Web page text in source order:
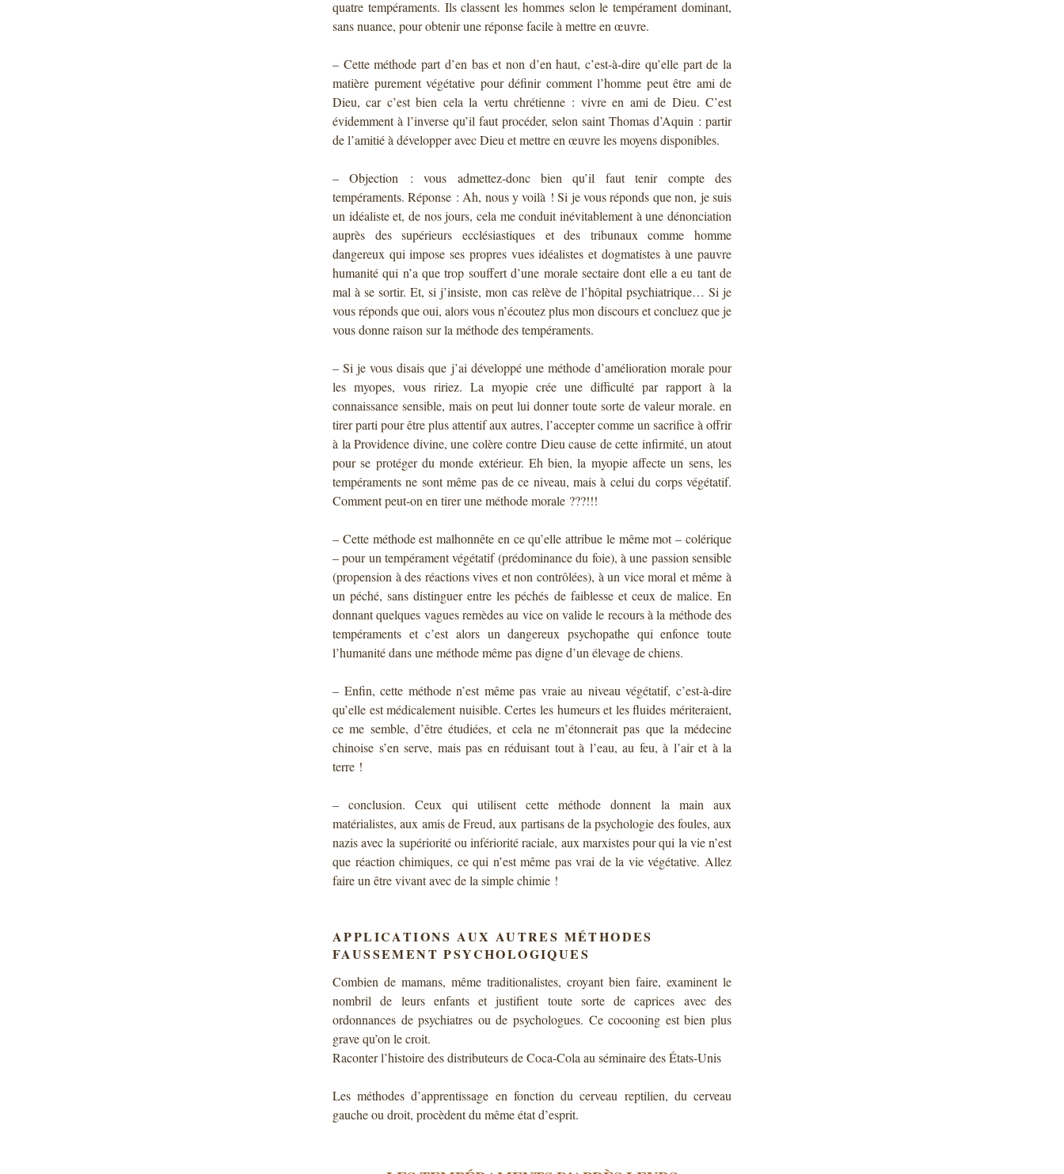
quatre tempéraments. Ils classent les hommes selon le tempérament dominant,
sans nuance, pour obtenir une réponse facile à mettre en œuvre.
– Cette méthode part d’en bas et non d’en haut, c’est-à-dire qu’elle part de la
matière purement végétative pour définir comment l’homme peut être ami de
Dieu, car c’est bien cela la vertu chrétienne : vivre en ami de Dieu. C’est
évidemment à l’inverse qu’il faut procéder, selon saint Thomas d’Aquin : partir
de l’amitié à développer avec Dieu et mettre en œuvre les moyens disponibles.
– Objection : vous admettez-donc bien qu’il faut tenir compte des
tempéraments. Réponse : Ah, nous y voilà ! Si je vous réponds que non, je suis
un idéaliste et, de nos jours, cela me conduit inévitablement à une dénonciation
auprès des supérieurs ecclésiastiques et des tribunaux comme homme
dangereux qui impose ses propres vues idéalistes et dogmatistes à une pauvre
humanité qui n’a que trop souffert d’une morale sectaire dont elle a eu tant de
mal à se sortir. Et, si j’insiste, mon cas relève de l’hôpital psychiatrique… Si je
vous réponds que oui, alors vous n’écoutez plus mon discours et concluez que je
vous donne raison sur la méthode des tempéraments.
– Si je vous disais que j’ai développé une méthode d’amélioration morale pour
les myopes, vous ririez. La myopie crée une difficulté par rapport à la
connaissance sensible, mais on peut lui donner toute sorte de valeur morale. en
tirer parti pour être plus attentif aux autres, l’accepter comme un sacrifice à offrir
à la Providence divine, une colère contre Dieu cause de cette infirmité, un atout
pour se protéger du monde extérieur. Eh bien, la myopie affecte un sens, les
tempéraments ne sont même pas de ce niveau, mais à celui du corps végétatif.
Comment peut-on en tirer une méthode morale ???!!!
– Cette méthode est malhonnête en ce qu’elle attribue le même mot – colérique
– pour un tempérament végétatif (prédominance du foie), à une passion sensible
(propension à des réactions vives et non contrôlées), à un vice moral et même à
un péché, sans distinguer entre les péchés de faiblesse et ceux de malice. En
donnant quelques vagues remèdes au vice on valide le recours à la méthode des
tempéraments et c’est alors un dangereux psychopathe qui enfonce toute
l’humanité dans une méthode même pas digne d’un élevage de chiens.
– Enfin, cette méthode n’est même pas vraie au niveau végétatif, c’est-à-dire
qu’elle est médicalement nuisible. Certes les humeurs et les fluides mériteraient,
ce me semble, d’être étudiées, et cela ne m’étonnerait pas que la médecine
chinoise s’en serve, mais pas en réduisant tout à l’eau, au feu, à l’air et à la
terre !
– conclusion. Ceux qui utilisent cette méthode donnent la main aux
matérialistes, aux amis de Freud, aux partisans de la psychologie des foules, aux
nazis avec la supériorité ou infériorité raciale, aux marxistes pour qui la vie n’est
que réaction chimiques, ce qui n’est même pas vrai de la vie végétative. Allez
faire un être vivant avec de la simple chimie !
APPLICATIONS AUX AUTRES MÉTHODES
FAUSSEMENT PSYCHOLOGIQUES
Combien de mamans, même traditionalistes, croyant bien faire, examinent le
nombril de leurs enfants et justifient toute sorte de caprices avec des
ordonnances de psychiatres ou de psychologues. Ce cocooning est bien plus
grave qu’on le croit.
Raconter l’histoire des distributeurs de Coca-Cola au séminaire des États-Unis
Les méthodes d’apprentissage en fonction du cerveau reptilien, du cerveau
gauche ou droit, procèdent du même état d’esprit.